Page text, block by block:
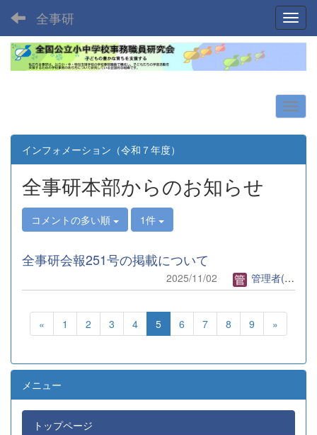
全事研
インフォメーション（令和７年度）
全事研本部からのお知らせ
コメントの多い順 1件
全事研会報251号の掲載について
2025/11/02 管理者(全事研)
« 1 2 3 4 5 6 7 8 9 »
メニュー
トップページ